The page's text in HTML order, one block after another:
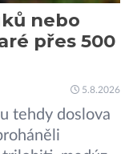
nebo
přes 500
5.8.2026
tehdy doslova